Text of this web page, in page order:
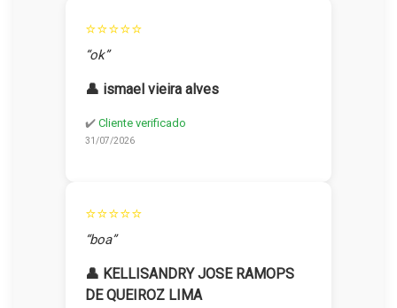
⭐⭐⭐⭐⭐
“ok”
👤 ismael vieira alves
✔️ Cliente verificado
31/07/2026
⭐⭐⭐⭐⭐
“boa”
👤 KELLISANDRY JOSE RAMOPS
DE QUEIROZ LIMA